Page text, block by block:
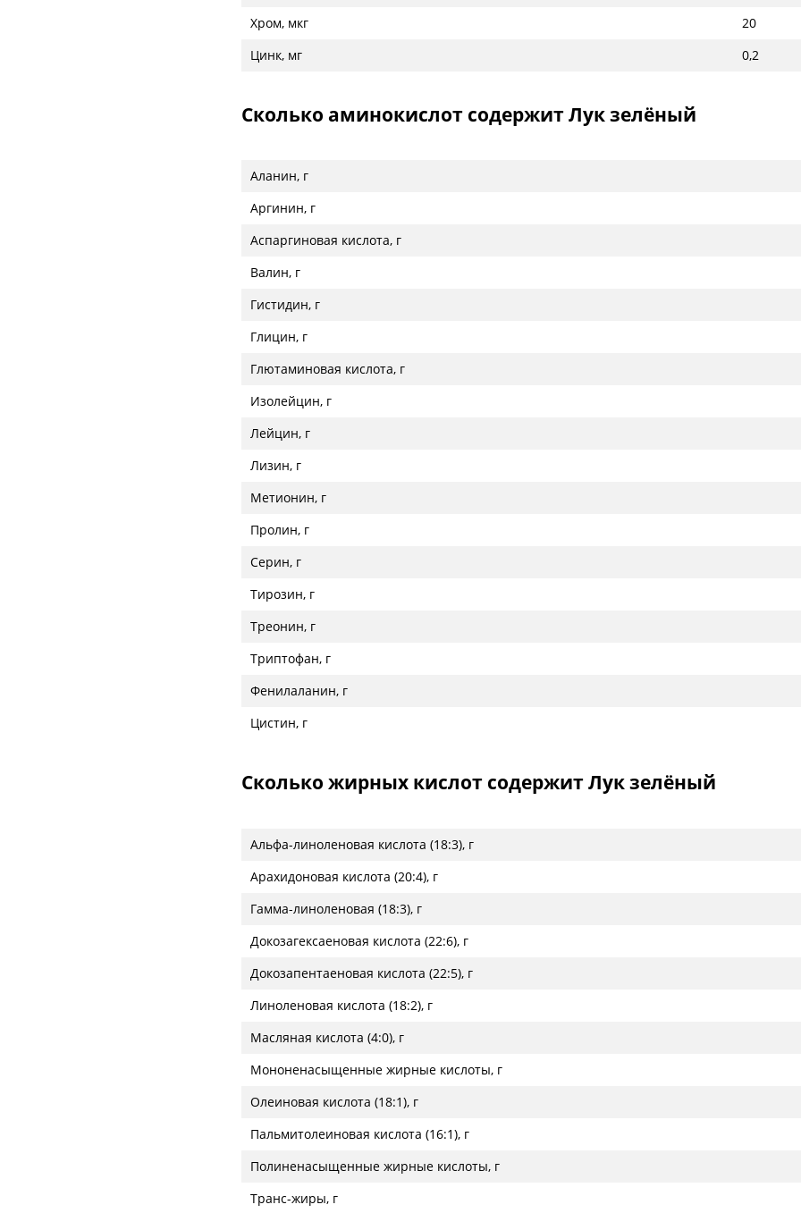
Хром, мкг
20
Цинк, мг
0,2
Сколько аминокислот содержит Лук зелёный
Аланин, г
Аргинин, г
Аспаргиновая кислота, г
Валин, г
Гистидин, г
Глицин, г
Глютаминовая кислота, г
Изолейцин, г
Лейцин, г
Лизин, г
Метионин, г
Пролин, г
Серин, г
Тирозин, г
Треонин, г
Триптофан, г
Фенилаланин, г
Цистин, г
Сколько жирных кислот содержит Лук зелёный
Альфа-линоленовая кислота (18:3), г
Арахидоновая кислота (20:4), г
Гамма-линоленовая (18:3), г
Докозагексаеновая кислота (22:6), г
Докозапентаеновая кислота (22:5), г
Линоленовая кислота (18:2), г
Масляная кислота (4:0), г
Мононенасыщенные жирные кислоты, г
Олеиновая кислота (18:1), г
Пальмитолеиновая кислота (16:1), г
Полиненасыщенные жирные кислоты, г
Транс-жиры, г